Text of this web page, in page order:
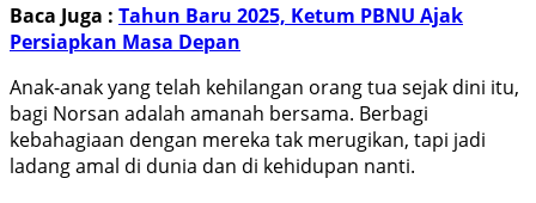
Baca Juga : Tahun Baru 2025, Ketum PBNU Ajak
Persiapkan Masa Depan
Anak-anak yang telah kehilangan orang tua sejak dini itu,
bagi Norsan adalah amanah bersama. Berbagi
kebahagiaan dengan mereka tak merugikan, tapi jadi
ladang amal di dunia dan di kehidupan nanti.